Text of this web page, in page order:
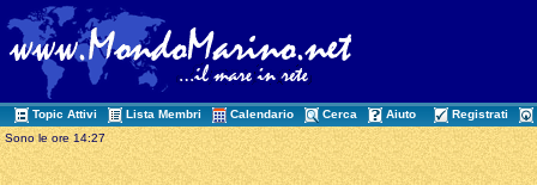
Topic Attivi Lista Membri Calendario Cerca Aiuto
Registrati
Sono le ore 14:27